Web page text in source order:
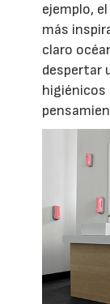
ejemplo,
más
claro
despertar
higiénicos